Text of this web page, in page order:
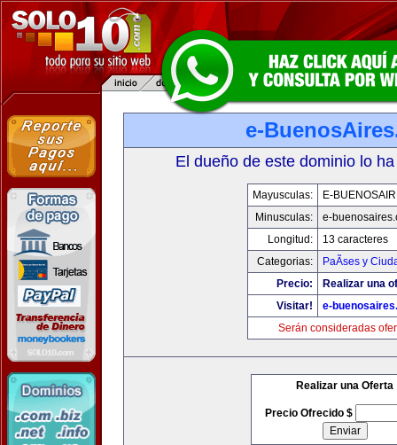
e-
El dueño de este dominio lo
Mayusculas:
E-
Minusculas:
e-
Longitud:
13 caracteres
Categorias:
PaÃ­ses y
Precio:
Realizar una
Visitar!
e-
Serán consideradas
Realizar una Oferta
Precio Ofrecido $